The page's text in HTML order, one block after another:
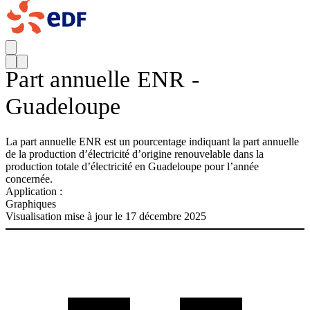
Part annuelle ENR -
Guadeloupe
La part annuelle ENR est un pourcentage indiquant la part annuelle
de la production d’électricité d’origine renouvelable dans la
production totale d’électricité en Guadeloupe pour l’année
concernée.
Application :
Graphiques
Visualisation mise à jour le 17 décembre 2025